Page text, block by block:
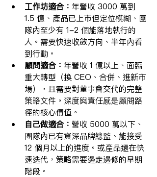
工作坊適合： 年營收 3000 萬到
1.5 億、產品已上市但定位模糊、團
隊內至少有 1-2 個能落地執行的
人。需要快速收斂方向、半年內看
到行動。
顧問適合： 年營收 1 億以上、面臨
重大轉型（換 CEO、合併、進新市
場），且需要對董事會交代的完整
策略文件。深度與責任感是顧問路
徑的核心價值。
自己做適合： 營收 5000 萬以下、
團隊內已有資深品牌總監、能接受
12 個月以上的進度。或產品還在快
速迭代，策略需要邊走邊修的早期
階段。